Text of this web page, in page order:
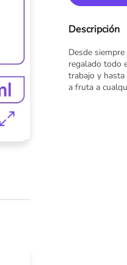
Descripción
Desde
regalado todo
trabajo y
a fruta a